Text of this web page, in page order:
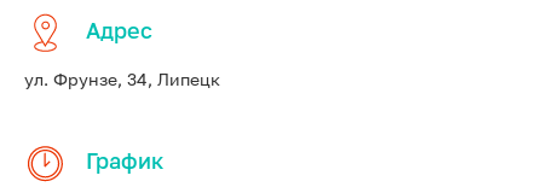
Адрес
ул. Фрунзе, 34, Липецк
График